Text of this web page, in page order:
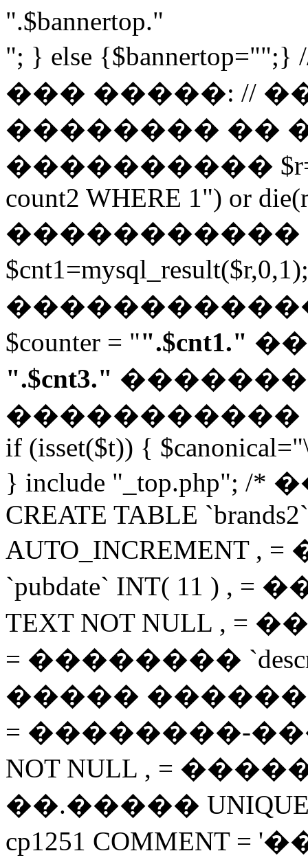
".$bannertop."
"; } else
��� �����: //
�������� ��
����������
count2 WHERE 1") or
�����������
������������
$counter = "".$cnt1."
".$cnt3." ������� ";
�����������
if (isset($t)) { $canonical="
} include "_top.php"; /
CREATE TABLE
`pubdate` INT( 11 )
TEXT NOT NULL , =
= ��������
����� ��������
= ��������-
NOT NULL , = �����
��.����� UNIQUE (
cp1251